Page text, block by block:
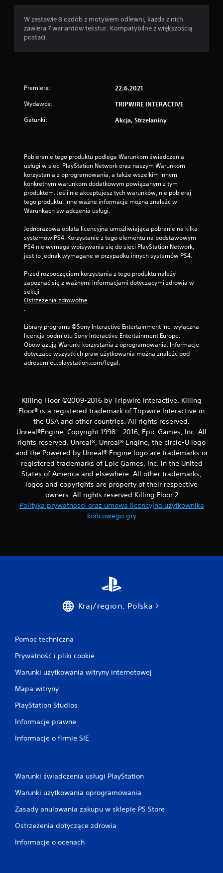
W zestawie 8 ozdób z motywem odlewni, każda z nich
zawiera 7 wariantów tekstur. Kompatybilne z większością
postaci.
Premiera: 22.6.2021
Wydawca: TRIPWIRE INTERACTIVE
Gatunki: Akcja, Strzelaniny
Pobieranie tego produktu podlega Warunkom świadczenia
usługi w sieci PlayStation Network oraz naszym Warunkom
korzystania z oprogramowania, a także wszelkim innym
konkretnym warunkom dodatkowym powiązanym z tym
produktem. Jeśli nie akceptujesz tych warunków, nie pobieraj
tego produktu. Inne ważne informacje można znaleźć w
Warunkach świadczenia usługi.
Jednorazowa opłata licencyjna umożliwiająca pobranie na kilka
systemów PS4. Korzystanie z tego elementu na podstawowym
PS4 nie wymaga wpisywania się do sieci PlayStation Network,
jest to jednak wymagane w przypadku innych systemów PS4.
Przed rozpoczęciem korzystania z tego produktu należy
zapoznać się z ważnymi informacjami dotyczącymi zdrowia w
sekcji
Ostrzeżenia zdrowotne
.
Library programs ©Sony Interactive Entertainment Inc. wyłączna
licencja podmiotu Sony Interactive Entertainment Europe.
Obowiązują Warunki korzystania z oprogramowania. Informacje
dotyczące wszystkich praw użytkowania można znaleźć pod
adresem eu.playstation.com/legal.
Killing Floor ©2009-2016 by Tripwire Interactive. Killing
Floor® is a registered trademark of Tripwire Interactive in
the USA and other countries. All rights reserved.
Unreal®Engine, Copyright 1998 – 2016, Epic Games, Inc. All
rights reserved. Unreal®, Unreal® Engine, the circle-U logo
and the Powered by Unreal® Engine logo are trade­marks or
registered trademarks of Epic Games, Inc. in the United
States of America and elsewhere. All other trademarks,
logos and copyrights are property of their respective
owners. All rights reserved.Killing Floor 2
Polityka prywatności oraz umowa licencyjna użytkownika
końcowego gry
Kraj/region: Polska
Pomoc techniczna
Prywatność i pliki cookie
Warunki użytkowania witryny internetowej
Mapa witryny
PlayStation Studios
Informacje prawne
Informacje o firmie SIE
Warunki świadczenia usługi PlayStation
Warunki użytkowania oprogramowania
Zasady anulowania zakupu w sklepie PS Store
Ostrzeżenia dotyczące zdrowia
Informacje o ocenach